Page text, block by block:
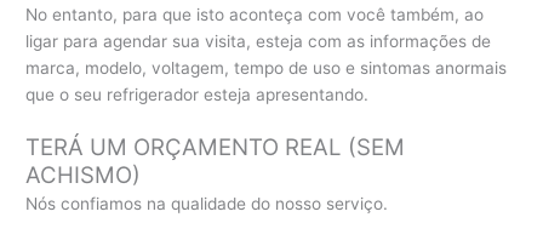
No entanto, para que isto aconteça com você também, ao
ligar para agendar sua visita, esteja com as informações de
marca, modelo, voltagem, tempo de uso e sintomas anormais
que o seu refrigerador esteja apresentando.
TERÁ UM ORÇAMENTO REAL (SEM
ACHISMO)
Nós confiamos na qualidade do nosso serviço.